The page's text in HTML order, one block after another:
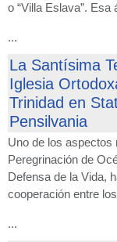
o “Villa Eslava”. Esa
...
La Santísima
Iglesia
Trinidad en
Pensilvania
Uno de los
Peregrinación de
Defensa de la Vida,
cooperación entre
...